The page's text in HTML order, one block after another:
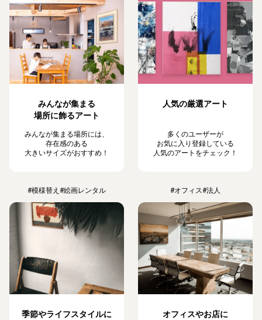
みんなが集まる
場所に飾るアート
みんなが集まる場所には、
存在感のある
大きいサイズがおすすめ！
人気の厳選アート
多くのユーザーが
お気に入り登録している
人気のアートをチェック！
#模様替え #絵画レンタル
季節やライフスタイルに
#オフィス#法人
オフィスやお店に